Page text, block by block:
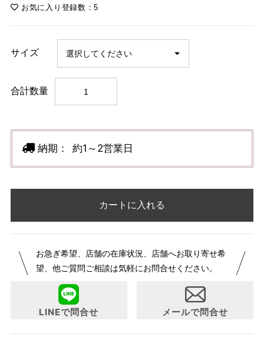
お気に入り登録数：5
サイズ
合計数量
納期： 約1～2営業日
カートに入れる
お急ぎ希望、店舗の在庫状況、店舗へお取り寄せ希
望、他ご質問ご相談は気軽にお問合せください。
LINEで問合せ メールで問合せ